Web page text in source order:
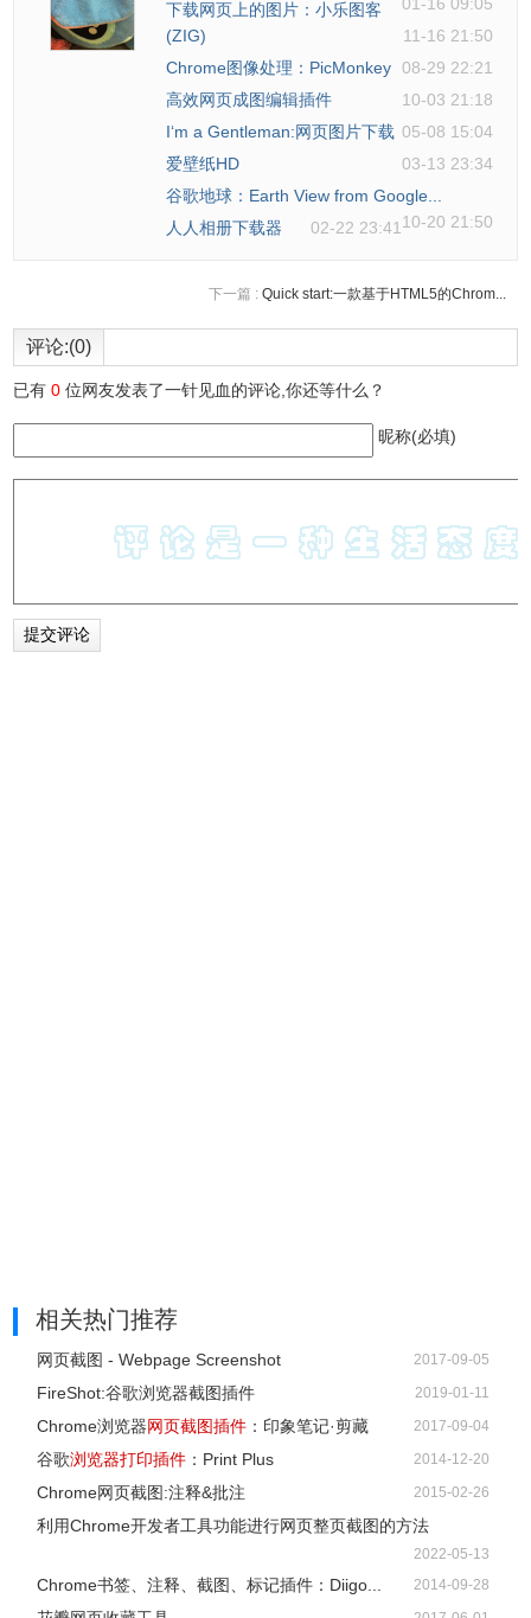
下载网页上的图片：小乐图客
(ZIG)
11-16 21:50
Chrome图像处理：PicMonkey 08-29 22:21
高效网页成图编辑插件
10-03 21:18
I‘m a Gentleman:网页图片下载 05-08 15:04
爱壁纸HD
03-13 23:34
谷歌地球：Earth View from Google...
10-20 21:50
人人相册下载器 02-22 23:41
下一篇 : Quick start:一款基于HTML5的Chrom...
评论:(0)
已有0 位网友发表了一针见血的评论,你还等什么？
昵称(必填)
相关热门推荐
网页截图 - Webpage Screenshot 2017-09-05
FireShot:谷歌浏览器截图插件 2019-01-11
Chrome浏览器网页截图插件 ：印象笔记·剪藏 2017-09-04
谷歌浏览器打印插件 ：Print Plus 2014-12-20
Chrome网页截图:注释&批注 2015-02-26
利用Chrome开发者工具功能进行网页整页截图的方法
2022-05-13
Chrome书签、注释、截图、标记插件：Diigo... 2014-09-28